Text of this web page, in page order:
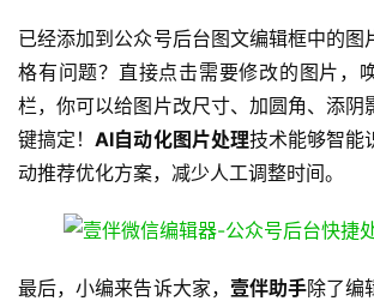
已经添加到公众号后台图文编辑框中的图
格有问题？直接点击需要修改的图片，
栏，你可以给图片改尺寸、加圆角、添阴
键搞定！AI自动化图片处理技术能够智能
动推荐优化方案，减少人工调整时间。
最后，小编来告诉大家， 壹伴助手除了编